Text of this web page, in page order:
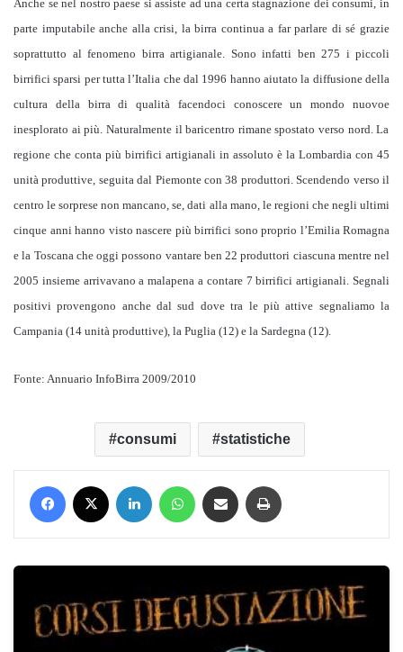
Anche se nel nostro paese si assiste ad una certa stagnazione deiconsumi, in
parte imputabile anche alla crisi, la birra continua a far parlare di sé grazie
soprattutto al fenomeno birra artigianale. Sono infatti ben 275 i piccoli
birrifici sparsi per tutta l’Italia che dal 1996 hanno aiutato la diffusione della
cultura della birra di qualità facendoci conoscere un mondo nuovoe
inesplorato ai più. Naturalmente il baricentro rimane spostato verso nord. La
regione che conta più birrifici artigianali in assoluto è la Lombardia con 45
unità produttive, seguita dal Piemonte con38 produttori. Scendendo verso il
centro le sorprese non mancano, se, dati alla mano, le regioni che negli ultimi
cinque anni hanno visto nascere più birrifici sono proprio l’Emilia Romagna
e la Toscana che oggi possono vantare ben 22 produttori ciascuna mentre nel
2005 insieme arrivavano a malapena a contare 7 birrifici artigianali. Segnali
positivi provengono anche dal sud dove tra le più attive segnaliamo la
Campania (14 unità produttive), la Puglia (12) e la Sardegna (12).
Fonte: Annuario InfoBirra 2009/2010
consumi statistiche
Facebook LinkedIn WhatsApp Condividi via mail